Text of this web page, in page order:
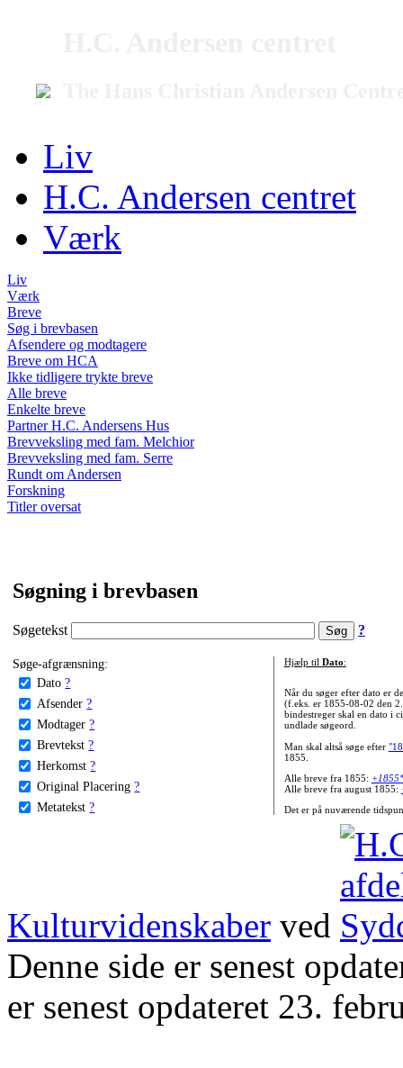
Liv
H.C. Andersen centret
Værk
Liv
Værk
Breve
Søg i brevbasen
Afsendere og modtagere
Breve om HCA
Ikke tidligere trykte breve
Alle breve
Enkelte breve
Partner H.C. Andersens Hus
Brevveksling med fam. Melchior
Brevveksling med fam. Serre
Rundt om Andersen
Forskning
Titler oversat
Søgning i brevbasen
Søgetekst ?
Søge-afgrænsning:
Dato ?
Afsender ?
Modtager ?
Brevtekst ?
Herkomst ?
Original Placering ?
Metatekst ?
Hjælp til Dato:
Når du søger efter dato er
(f.eks. er 1855-08-02 den
bindestreger skal en dato i
undlade søgeord.
Man skal altså søge efter
1855.
Alle breve fra 1855:
Alle breve fra august 1855:
Det er på nuværende
Kulturvidenskaber ved
Denne side er senest
er senest opdateret 23.